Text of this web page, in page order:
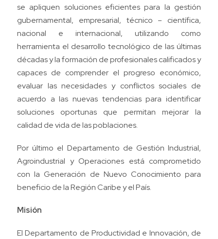
se apliquen soluciones eficientes para la gestión
gubernamental, empresarial, técnico – científica,
nacional e internacional, utilizando como
herramienta el desarrollo tecnológico de las últimas
décadas y la formación de profesionales calificados y
capaces de comprender el progreso económico,
evaluar las necesidades y conflictos sociales de
acuerdo a las nuevas tendencias para identificar
soluciones oportunas que permitan mejorar la
calidad de vida de las poblaciones.
Por último el Departamento de Gestión Industrial,
Agroindustrial y Operaciones está comprometido
con la Generación de Nuevo Conocimiento para
beneficio de la Región Caribe y el País.
Misión
El Departamento de Productividad e Innovación, de